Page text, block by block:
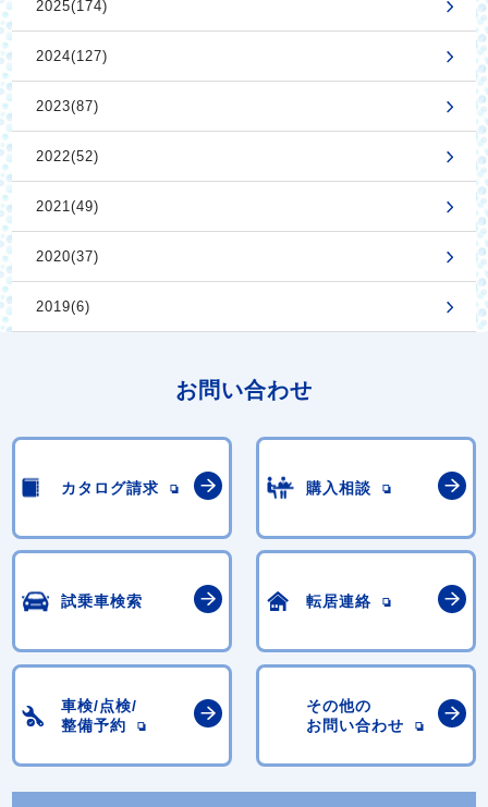
2025(174)
2024(127)
2023(87)
2022(52)
2021(49)
2020(37)
2019(6)
お問い合わせ
カタログ請求 購入相談
試乗車検索 転居連絡
車検/点検/
整備予約
その他の
お問い合わせ